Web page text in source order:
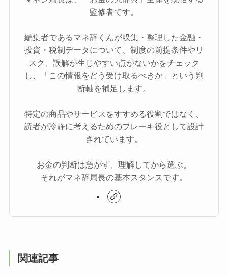
監修者です。
編集者であるマネ辞くんが収集・整理した金融・
投資・税制データについて、制度の前提条件やリ
スク、誤解が生じやすい点がないかをチェック
し、「この情報をどう受け取るべきか」という判
断軸を補足します。
特定の商品やサービスをすすめる役割ではなく、
読者が冷静に考えるためのブレーキ役として設計
されています。
お金の判断は急がず、理解してから選ぶ。
それがマネ辞局長の基本スタンスです。
関連記事